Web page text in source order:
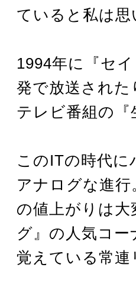
ていると私は思
1994年に『セ
発で放送され
テレビ番組の
このITの時代
アナログな進
の値上がりは
グ』の人気コ
覚えている常